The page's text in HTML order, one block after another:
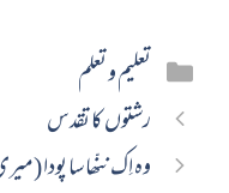
Categories
تعلیم و تعلم
رشتوں کا تقدس
وہ اِک ننّھا سا پودا